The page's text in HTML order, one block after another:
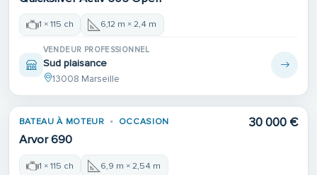
1 × 115 ch 6,12 m × 2,4 m
VENDEUR PROFESSIONNEL
Sud plaisance
13008 Marseille
BATEAU À MOTEUR OCCASION
Arvor 690
30 000 €
1 × 115 ch 6,9 m × 2,54 m